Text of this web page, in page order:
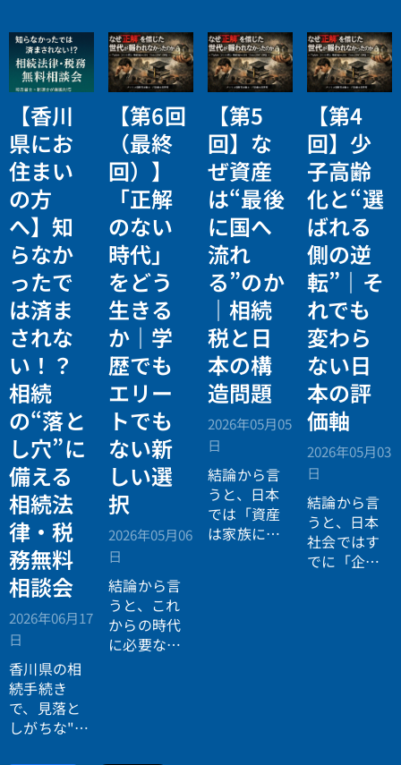
【香川
県にお
住まい
の方
へ】知
らなか
ったで
は済ま
されな
い！？
相続
の“落と
し穴”に
備える
相続法
律・税
務無料
相談会
2026年06月17
日
香川県の相
続手続き
で、見落と
しがちな"落
【第6回
（最終
回）】
「正解
のない
時代」
をどう
生きる
か｜学
歴でも
エリー
トでも
ない新
しい選
択
2026年05月06
日
結論から言
うと、これ
からの時代
に必要なの
【第5
回】な
ぜ資産
は“最後
に国へ
流れ
る”のか
｜相続
税と日
本の構
造問題
2026年05月05
日
結論から言
うと、日本
では「資産
は家族に引
【第4
回】少
子高齢
化と“選
ばれる
側の逆
転”｜そ
れでも
変わら
ない日
本の評
価軸
2026年05月03
日
結論から言
うと、日本
社会ではす
でに「企業